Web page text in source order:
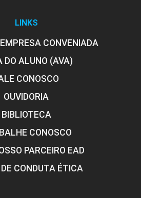
4
16
LINKS
CONVENIADA
DO ALUNO (AVA)
CONOSCO
OUVIDORIA
BIBLIOTECA
CONOSCO
PARCEIRO EAD
CONDUTA ÉTICA